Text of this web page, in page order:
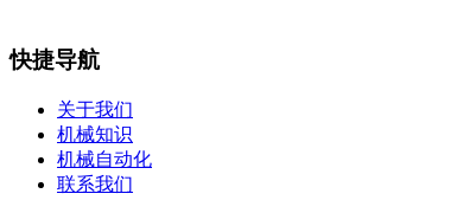
快捷导航
关于我们
机械知识
机械自动化
联系我们